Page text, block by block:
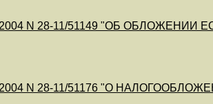
N 28-11/51149 "ОБ ОБЛОЖЕНИИ
N 28-11/51176 "О